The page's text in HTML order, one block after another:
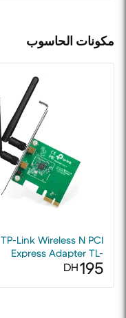
مكونات الحاسوب
TP-Link Wireless N PCI
Express Adapter TL-
WN881ND 300Mbps
195
DH